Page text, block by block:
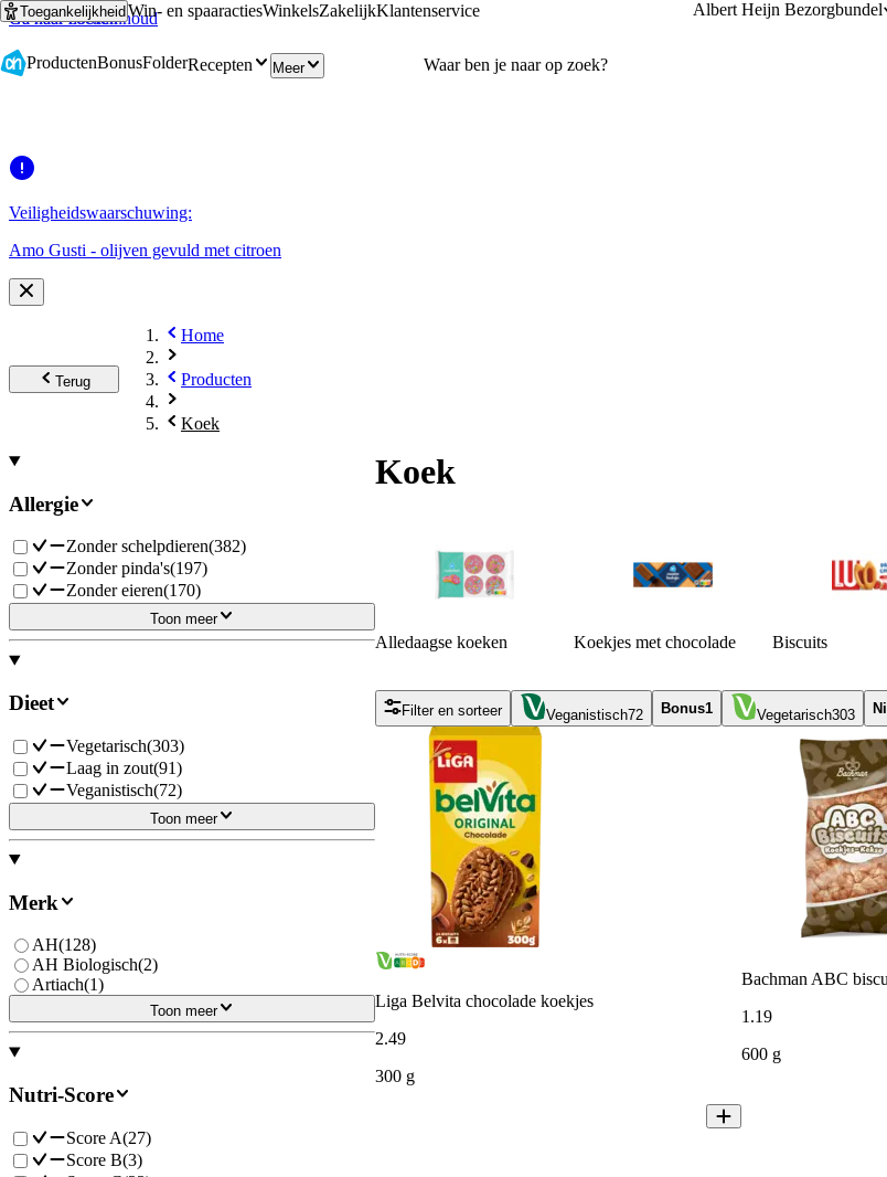
Ga naar hoofdinhoud
Ga naar zoeken
ToegankelijkheidWin- en spaaractiesWinkelsZakelijkKlantenservice Albert Heijn Bezorgbundel
ProductenBonusFolderRecepten Meer
Veiligheidswaarschuwing:
Amo Gusti - olijven gevuld met citroen
Terug
Home
Producten
Koek
Allergie
Zonder schelpdieren(382)
Zonder pinda's(197)
Zonder eieren(170)
Toon meer
Dieet
Vegetarisch(303)
Laag in zout(91)
Veganistisch(72)
Toon meer
Merk
AH(128)
AH Biologisch(2)
Artiach(1)
Toon meer
Nutri-Score
Score A(27)
Score B(3)
Koek
Alledaagse koeken Koekjes met chocolade Biscuits
Filter en sorteer Veganistisch72 Bonus1 Vegetarisch303
Liga Belvita chocolade koekjes
2.49
300 g
Bachman ABC
1.19
600 g